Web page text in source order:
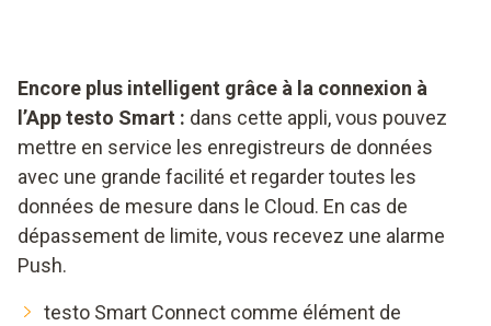
Encore plus intelligent grâce à la connexion à
l’App testo Smart : dans cette appli, vous pouvez
mettre en service les enregistreurs de données
avec une grande facilité et regarder toutes les
données de mesure dans le Cloud. En cas de
dépassement de limite, vous recevez une alarme
Push.
testo Smart Connect comme élément de